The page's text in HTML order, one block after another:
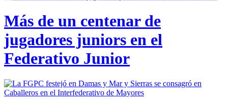
Más de un centenar de
jugadores juniors en el
Federativo Junior